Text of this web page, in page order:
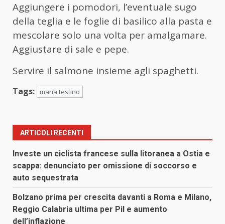
Aggiungere i pomodori, l’eventuale sugo
della teglia e le foglie di basilico alla pasta e
mescolare solo una volta per amalgamare.
Aggiustare di sale e pepe.
Servire il salmone insieme agli spaghetti.
Tags: maria testino
ARTICOLI RECENTI
Investe un ciclista francese sulla litoranea a Ostia e
scappa: denunciato per omissione di soccorso e
auto sequestrata
Bolzano prima per crescita davanti a Roma e Milano,
Reggio Calabria ultima per Pil e aumento
dell’inflazione